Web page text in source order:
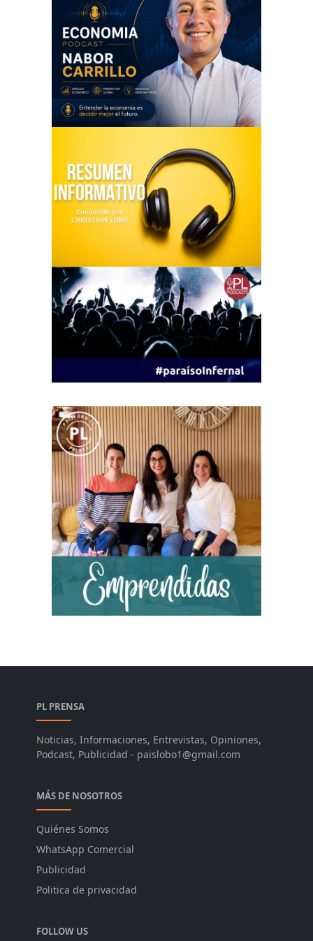
PL PRENSA
Noticias, Informaciones, Entrevistas, Opiniones,
Podcast, Publicidad - paislobo1@gmail.com
MÁS DE NOSOTROS
Quiénes Somos
WhatsApp Comercial
Publicidad
Politica de privacidad
FOLLOW US